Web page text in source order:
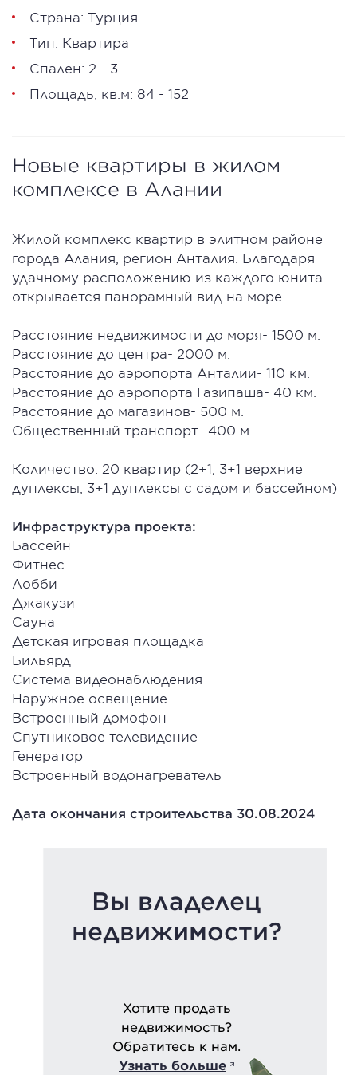
Страна: Турция
Тип: Квартира
Спален: 2 - 3
Площадь, кв.м: 84 - 152
Новые квартиры в жилом
комплексе в Алании
Жилой комплекс квартир в элитном районе
города Алания, регион Анталия. Благодаря
удачному расположению из каждого юнита
открывается панорамный вид на море.
Расстояние недвижимости до моря- 1500 м.
Расстояние до центра- 2000 м.
Расстояние до аэропорта Анталии- 110 км.
Расстояние до аэропорта Газипаша- 40 км.
Расстояние до магазинов- 500 м.
Общественный транспорт- 400 м.
Количество: 20 квартир (2+1, 3+1 верхние
дуплексы, 3+1 дуплексы с садом и бассейном)
Инфраструктура проекта:
Бассейн
Фитнес
Лобби
Джакузи
Сауна
Детская игровая площадка
Бильярд
Система видеонаблюдения
Наружное освещение
Встроенный домофон
Спутниковое телевидение
Генератор
Встроенный водонагреватель
Дата окончания строительства 30.08.2024
Вы владелец
недвижимости?
Хотите продать
недвижимость?
Обратитесь к нам.
Узнать больше